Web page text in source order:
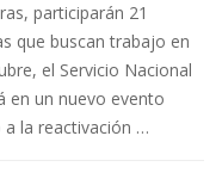
participarán 21
que buscan trabajo en
el Servicio Nacional
en un nuevo evento
la reactivación …